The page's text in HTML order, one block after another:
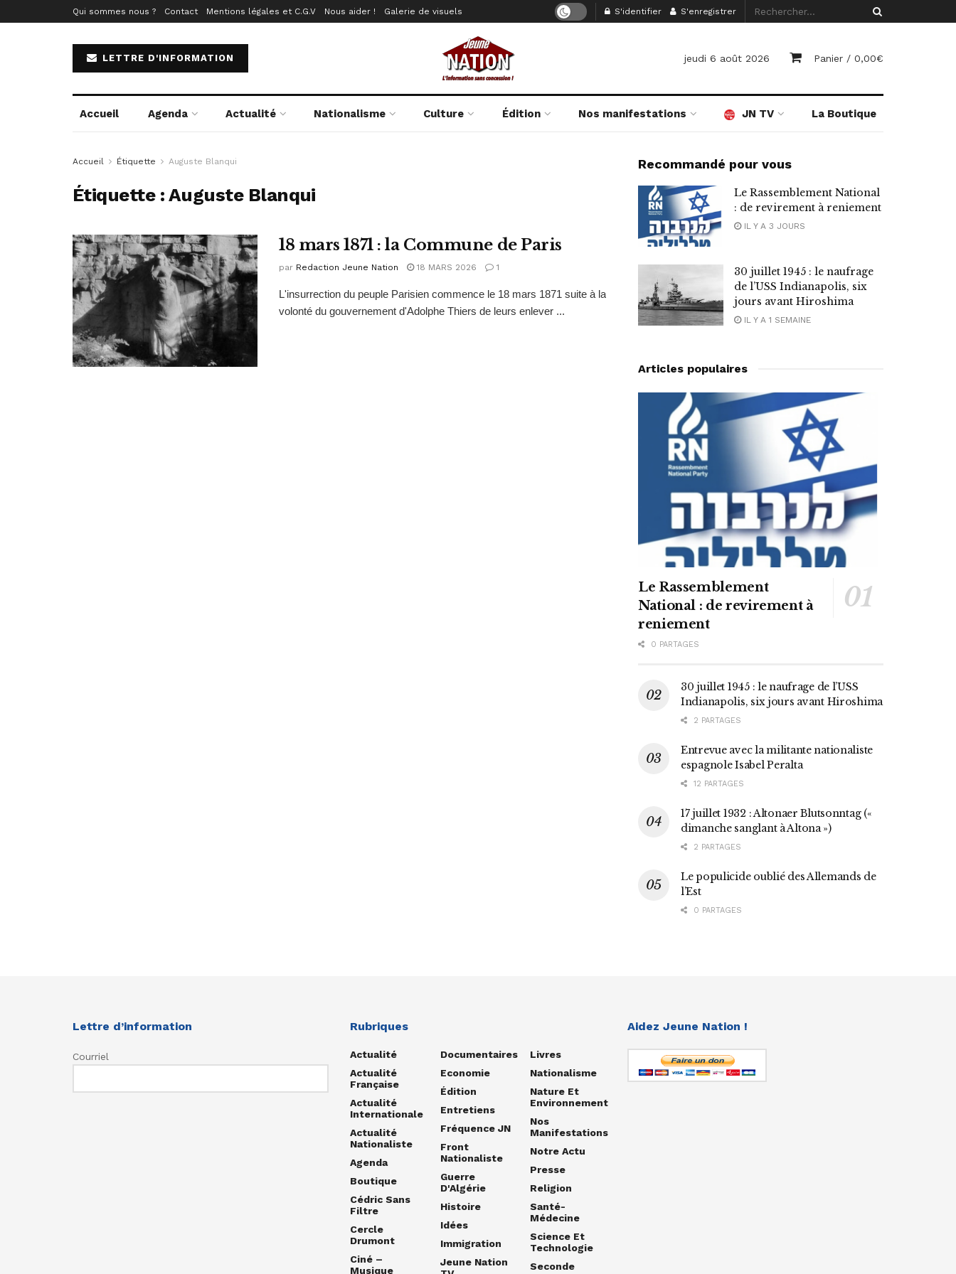
Qui sommes nous ? Contact Mentions légales et C.G.V Nous aider ! Galerie de visuels S'identifier S'enregistrer
LETTRE D'INFORMATION jeudi 6 août 2026 Panier / 0,00€
Accueil Agenda Actualité Nationalisme Culture Édition Nos manifestations JN TV La Boutique
Accueil Étiquette Auguste Blanqui
Étiquette : Auguste Blanqui
18 mars 1871 : la Commune de Paris
par Redaction Jeune Nation 18 MARS 2026 1
L'insurrection du peuple Parisien commence le 18 mars 1871 suite à la
volonté du gouvernement d'Adolphe Thiers de leurs enlever ...
Recommandé pour vous
Le Rassemblement National
: de revirement à reniement
IL Y A 3 JOURS
30 juillet 1945 : le naufrage
de l’USS Indianapolis, six
jours avant Hiroshima
IL Y A 1 SEMAINE
Articles populaires
Le Rassemblement
National : de revirement à
reniement
0 PARTAGES
30 juillet 1945 : le naufrage de l’USS
Indianapolis, six jours avant Hiroshima
2 PARTAGES
Entrevue avec la militante nationaliste
espagnole Isabel Peralta
12 PARTAGES
17 juillet 1932 : Altonaer Blutsonntag («
dimanche sanglant à Altona »)
2 PARTAGES
Le populicide oublié des Allemands de
l’Est
0 PARTAGES
Lettre d’information
Courriel
Rubriques
Actualité
Actualité
Française
Actualité
Internationale
Actualité
Nationaliste
Agenda
Boutique
Cédric Sans
Filtre
Cercle
Drumont
Ciné –
Musique
Documentaires
Economie
Édition
Entretiens
Fréquence JN
Front
Nationaliste
Guerre
D'Algérie
Histoire
Idées
Immigration
Jeune Nation
Livres
Nationalisme
Nature Et
Environnement
Nos
Manifestations
Notre Actu
Presse
Religion
Santé-
Médecine
Science Et
Technologie
Seconde
Aidez Jeune Nation !